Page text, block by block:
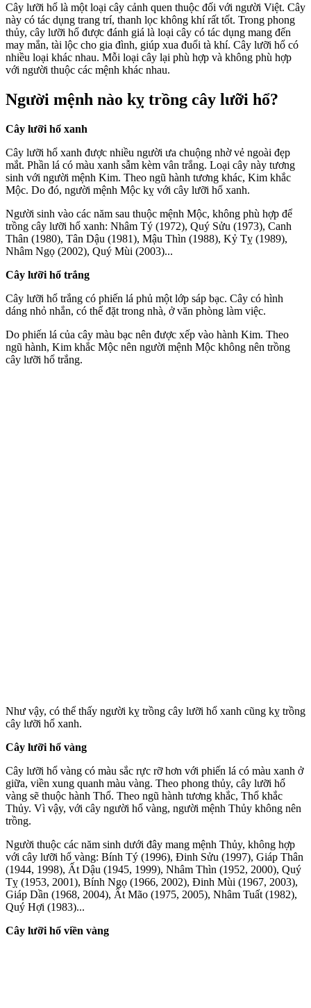
Cây lưỡi hổ là một loại cây cảnh quen thuộc đối với người Việt. Cây
này có tác dụng trang trí, thanh lọc không khí rất tốt. Trong phong
thủy, cây lưỡi hổ được đánh giá là loại cây có tác dụng mang đến
may mắn, tài lộc cho gia đình, giúp xua đuổi tà khí. Cây lưỡi hổ có
nhiều loại khác nhau. Mỗi loại cây lại phù hợp và không phù hợp
với người thuộc các mệnh khác nhau.
Người mệnh nào kỵ trồng cây lưỡi hổ?
Cây lưỡi hổ xanh
Cây lưỡi hổ xanh được nhiều người ưa chuộng nhờ vẻ ngoài đẹp
mắt. Phần lá có màu xanh sẫm kèm vân trắng. Loại cây này tương
sinh với người mệnh Kim. Theo ngũ hành tương khác, Kim khắc
Mộc. Do đó, người mệnh Mộc kỵ với cây lưỡi hổ xanh.
Người sinh vào các năm sau thuộc mệnh Mộc, không phù hợp để
trồng cây lưỡi hổ xanh: Nhâm Tý (1972), Quý Sửu (1973), Canh
Thân (1980), Tân Dậu (1981), Mậu Thìn (1988), Kỷ Tỵ (1989),
Nhâm Ngọ (2002), Quý Mùi (2003)...
Cây lưỡi hổ trắng
Cây lưỡi hổ trắng có phiến lá phủ một lớp sáp bạc. Cây có hình
dáng nhỏ nhắn, có thể đặt trong nhà, ở văn phòng làm việc.
Do phiến lá của cây màu bạc nên được xếp vào hành Kim. Theo
ngũ hành, Kim khắc Mộc nên người mệnh Mộc không nên trồng
cây lưỡi hổ trắng.
Như vậy, có thể thấy người kỵ trồng cây lưỡi hổ xanh cũng kỵ trồng
cây lưỡi hổ xanh.
Cây lưỡi hổ vàng
Cây lưỡi hổ vàng có màu sắc rực rỡ hơn với phiến lá có màu xanh ở
giữa, viền xung quanh màu vàng. Theo phong thủy, cây lưỡi hổ
vàng sẽ thuộc hành Thổ. Theo ngũ hành tương khắc, Thổ khắc
Thủy. Vì vậy, với cây người hổ vàng, người mệnh Thủy không nên
trồng.
Người thuộc các năm sinh dưới đây mang mệnh Thủy, không hợp
với cây lưỡi hổ vàng: Bính Tý (1996), Đinh Sửu (1997), Giáp Thân
(1944, 1998), Ất Dậu (1945, 1999), Nhâm Thìn (1952, 2000), Quý
Tỵ (1953, 2001), Bính Ngọ (1966, 2002), Đinh Mùi (1967, 2003),
Giáp Dần (1968, 2004), Ất Mão (1975, 2005), Nhâm Tuất (1982),
Quý Hợi (1983)...
Cây lưỡi hổ viền vàng